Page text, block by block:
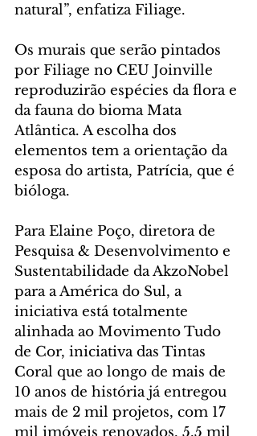
natural”, enfatiza Filiage.
Os murais que serão pintados
por Filiage no CEU Joinville
reproduzirão espécies da flora e
da fauna do bioma Mata
Atlântica. A escolha dos
elementos tem a orientação da
esposa do artista, Patrícia, que é
bióloga.
Para Elaine Poço, diretora de
Pesquisa & Desenvolvimento e
Sustentabilidade da AkzoNobel
para a América do Sul, a
iniciativa está totalmente
alinhada ao Movimento Tudo
de Cor, iniciativa das Tintas
Coral que ao longo de mais de
10 anos de história já entregou
mais de 2 mil projetos, com 17